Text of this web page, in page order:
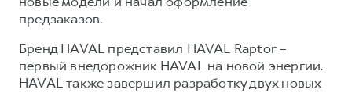
Коллекция Базовая
Коллекция Детская
предзаказов.
Бренд HAVAL представил HAVAL Raptor –
первый внедорожник HAVAL на новой энергии.
HAVAL также завершил разработку двух новых